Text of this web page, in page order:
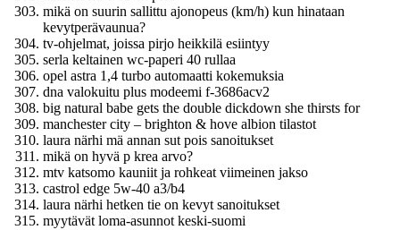
mikä on suurin sallittu ajonopeus (km/h) kun hinataan
kevytperävaunua?
tv-ohjelmat, joissa pirjo heikkilä esiintyy
serla keltainen wc-paperi 40 rullaa
opel astra 1,4 turbo automaatti kokemuksia
dna valokuitu plus modeemi f-3686acv2
big natural babe gets the double dickdown she thirsts for
manchester city – brighton & hove albion tilastot
laura närhi mä annan sut pois sanoitukset
mikä on hyvä p krea arvo?
mtv katsomo kauniit ja rohkeat viimeinen jakso
castrol edge 5w-40 a3/b4
laura närhi hetken tie on kevyt sanoitukset
myytävät loma-asunnot keski-suomi